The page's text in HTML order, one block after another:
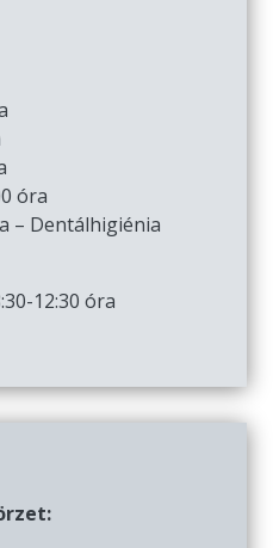
óra
– Dentálhigiénia
12:30 óra